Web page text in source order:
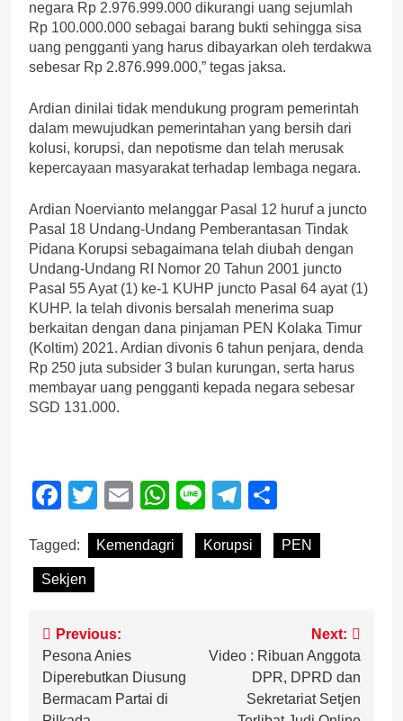
negara Rp 2.976.999.000 dikurangi uang sejumlah
Rp 100.000.000 sebagai barang bukti sehingga sisa
uang pengganti yang harus dibayarkan oleh terdakwa
sebesar Rp 2.876.999.000,” tegas jaksa.
Ardian dinilai tidak mendukung program pemerintah
dalam mewujudkan pemerintahan yang bersih dari
kolusi, korupsi, dan nepotisme dan telah merusak
kepercayaan masyarakat terhadap lembaga negara.
Ardian Noervianto melanggar Pasal 12 huruf a juncto
Pasal 18 Undang-Undang Pemberantasan Tindak
Pidana Korupsi sebagaimana telah diubah dengan
Undang-Undang RI Nomor 20 Tahun 2001 juncto
Pasal 55 Ayat (1) ke-1 KUHP juncto Pasal 64 ayat (1)
KUHP. Ia telah divonis bersalah menerima suap
berkaitan dengan dana pinjaman PEN Kolaka Timur
(Koltim) 2021. Ardian divonis 6 tahun penjara, denda
Rp 250 juta subsider 3 bulan kurungan, serta harus
membayar uang pengganti kepada negara sebesar
SGD 131.000.
Facebook
Twitter
EmailWhatsApp
LineTelegram
Tagged: Kemendagri Korupsi PEN
Sekjen
Post
navigation
Previous:
Pesona Anies
Diperebutkan Diusung
Bermacam Partai di
Next:
Video : Ribuan Anggota
DPR, DPRD dan
Sekretariat Setjen